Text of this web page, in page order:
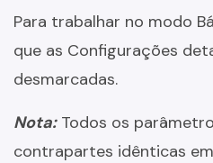
Para trabalhar no modo
que as Configurações
desmarcadas.
Nota:Todos os
contrapartes idênticas